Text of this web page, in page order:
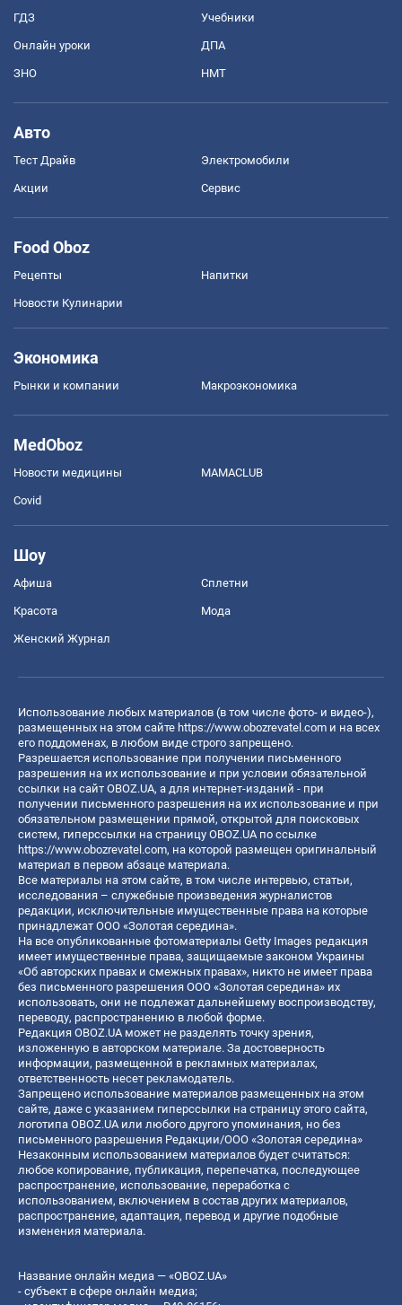
ГДЗ Учебники
Онлайн уроки ДПА
ЗНО НМТ
Авто
Тест Драйв Электромобили
Акции Сервис
Food Oboz
Рецепты Напитки
Новости Кулинарии
Экономика
Рынки и компании Mакроэкономика
MedOboz
Новости медицины MAMACLUB
Covid
Шоу
Афиша Сплетни
Красота Мода
Женский Журнал
Использование любых материалов (в том числе фото- и видео-),
размещенных на этом сайте https://www.obozrevatel.com и на всех
его поддоменах, в любом виде строго запрещено.
Разрешается использование при получении письменного
разрешения на их использование и при условии обязательной
ссылки на сайт OBOZ.UA, а для интернет-изданий - при
получении письменного разрешения на их использование и при
обязательном размещении прямой, открытой для поисковых
систем, гиперссылки на страницу OBOZ.UA по ссылке
https://www.obozrevatel.com, на которой размещен оригинальный
материал в первом абзаце материала.
Все материалы на этом сайте, в том числе интервью, статьи,
исследования – служебные произведения журналистов
редакции, исключительные имущественные права на которые
принадлежат ООО «Золотая середина».
На все опубликованные фотоматериалы Getty Images редакция
имеет имущественные права, защищаемые законом Украины
«Об авторских правах и смежных правах», никто не имеет права
без письменного разрешения ООО «Золотая середина» их
использовать, они не подлежат дальнейшему воспроизводству,
переводу, распространению в любой форме.
Редакция OBOZ.UA может не разделять точку зрения,
изложенную в авторском материале. За достоверность
информации, размещенной в рекламных материалах,
ответственность несет рекламодатель.
Запрещено использование материалов размещенных на этом
сайте, даже с указанием гиперссылки на страницу этого сайта,
логотипа OBOZ.UA или любого другого упоминания, но без
письменного разрешения Редакции/ООО «Золотая середина»
Незаконным использованием материалов будет считаться:
любое копирование, публикация, перепечатка, последующее
распространение, использование, переработка с
использованием, включением в состав других материалов,
распространение, адаптация, перевод и другие подобные
изменения материала.
Название онлайн медиа — «OBOZ.UA»
- субъект в сфере онлайн медиа;